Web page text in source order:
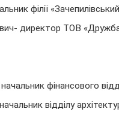
філії
директор ТОВ
фінансового
відділу